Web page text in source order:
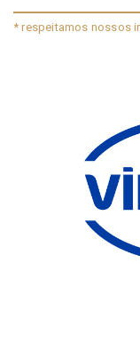
* respeitamos nossos